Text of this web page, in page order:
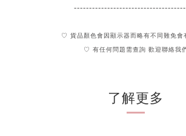
♡ 貨品顏色會因顯示器而略有不同難免會
♡ 有任何問題需查詢 歡迎聯絡我
了解更多